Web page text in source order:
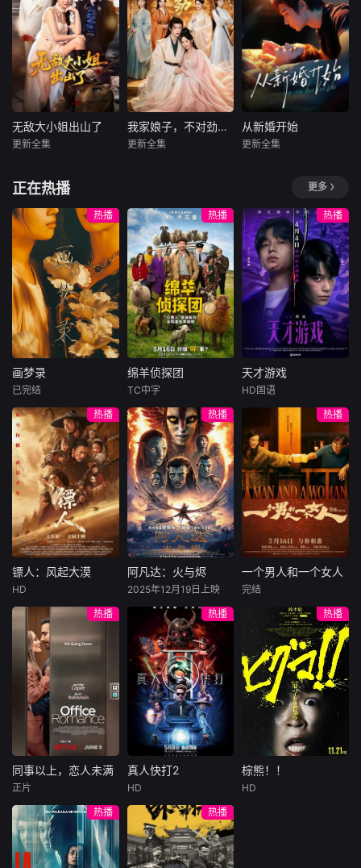
无敌大小姐出山了
暂无内容
无敌大小姐出山了
更新全集
我家娘子，不对劲第四季 我家娘子，不对劲第四季
更新全集
从新婚开始
从新婚开始
更新全集
正在热播 更多
热播
画梦录
林柏叡
民国的上海滩，身
怀绝技的孤女画师
许雁真，意外与身
陷危局的融汇银行
总账姜心羽产生交
集。姜心羽遭人陷
害，只得与许雁真
结盟，彼时银行欲
将国宝名画低价卖
给外国人，许雁真
仿造名画、偷天换
日。几经波折，两
人联手在各方势力
的夹缝间巧妙周
旋，共历险阻，破
解重重困境。
画梦录
已完结
热播
绵羊侦探团
尼可拉斯·博朗
尼古拉斯·加利齐纳
牧羊人乔治
（休·杰克曼饰）最
爱给羊群读侦探小
说，没想到自己有
一天会离奇死亡。
他留下的3000万
巨额遗产，让每个
人貌似都有犯罪动
机。警察毫无头绪
“不务正业”迈出牧
场，追查牧羊人“躺
平
绵羊侦探团
TC中字
热播
天才游戏
李蔓瑄
穷途末路的天才少
年刘全龙（彭昱畅
饰），被偏执富家
公子陈伦（丁禹兮
饰）选中，被迫踏
入一场为他量身打
造的“换命游戏”。
豪华别墅、名车名
表、神秘女友全部
备齐，在陈伦的精
瞬间拥有顶配人
生。
天才游戏
HD国语
热播
镖人：风起大漠
于适
大漠之上，镖人、
官府、西域五大家
族等多方势力盘根
错节、暗潮涌动。
“天字第二号逃犯”
刀马接下特殊押镖
任务，和同伴一起
从西域护镖远赴长
安。不料，他们的
护送对象竟是“天字
郎……天下熙熙皆
为利来，各方势力
闻风入局，抢镖厮
镖人：风起大漠
HD
热播
阿凡达：火与烬
佐伊·索尔达娜
西格妮·韦弗
影片聚焦杰克·萨利
与奈蒂莉一家的命
运起伏，在前作的
情感余波之上，深
刻描绘一个家族在
战火中如何成长、
并共同守护血脉相
连的情感纽带的历
程，从而将故事推
维度。此外，潘多
拉的全新领域也即
将揭晓
阿凡达：火与烬
2025年12月19日上映
热播
一个男人和一个女人
周汉宁
男人（黄渤
饰）和女人（倪妮
饰）飞机同时落
地，入住同一家酒
店，成为一墙之隔
的邻居。不够隔音
的房间暴露了男人
和女人因生活暂停
陷入的困境，健
康、家庭、婚姻、
一个男人和一个女人
完结
热播
同事以上，恋人未满
布雷特·戈德斯坦
贝蒂·吉尔平
洛佩兹饰演的航空
同事以上，恋人未满
正片
热播
真人快打2
阿德莱恩·鲁道夫
杰西卡·麦克娜美
过气好莱坞演
真人快打2
HD
热播
棕熊！！
棕熊！！
HD
热播
热播